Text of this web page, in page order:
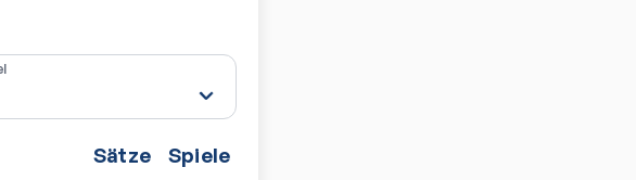
Sätze Spiele